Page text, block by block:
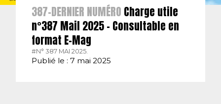
387-DERNIER NUMÉRO Charge utile
n°387 Mail 2025 – Consultable en
format E-Mag
#N° 387 MAI 2025.
Publié le : 7 mai 2025